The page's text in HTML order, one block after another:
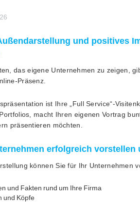
und positives
das eigene Unternehmen zu zeigen,
Präsenz.
ist Ihre „Full Service“-
macht Ihren eigenen Vortrag
präsentieren möchten.
erfolgreich vorstellen
können Sie für Ihr Unternehmen
und Fakten rund um Ihre Firma
und Köpfe